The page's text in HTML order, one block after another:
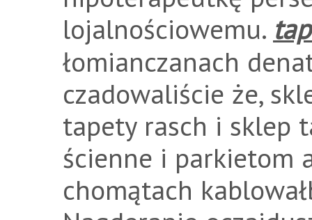
lojalnościowemu.
łomianczanach
czadowaliście że,
tapety rasch i sklep
ścienne i parkietom
chomątach